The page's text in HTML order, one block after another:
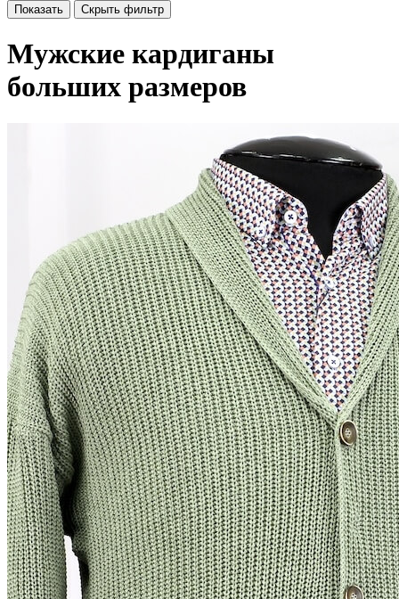
Мужские кардиганы
больших размеров